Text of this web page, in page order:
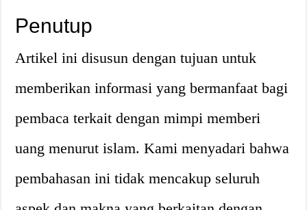
Penutup
Artikel ini disusun dengan tujuan untuk
memberikan informasi yang bermanfaat bagi
pembaca terkait dengan mimpi memberi
uang menurut islam. Kami menyadari bahwa
pembahasan ini tidak mencakup seluruh